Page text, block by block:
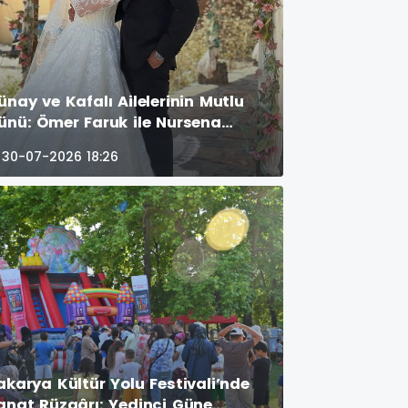
ve Kafalı Ailelerinin Mutlu
Ömer Faruk ile Nursena
Girdi! GÜNÜN ÖNE
FOTOĞRAF KARELERİ
30-07-2026 18:26
Kültür Yolu Festivali’nde